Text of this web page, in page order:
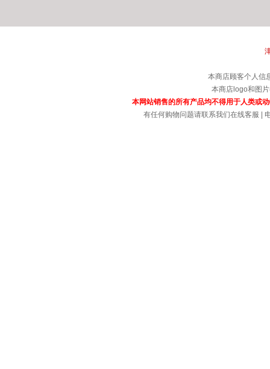
本商店顾客个人信
本商店logo和图
本网站销售的所有产品均不得用于人类或
有任何购物问题请联系我们在线客服 |